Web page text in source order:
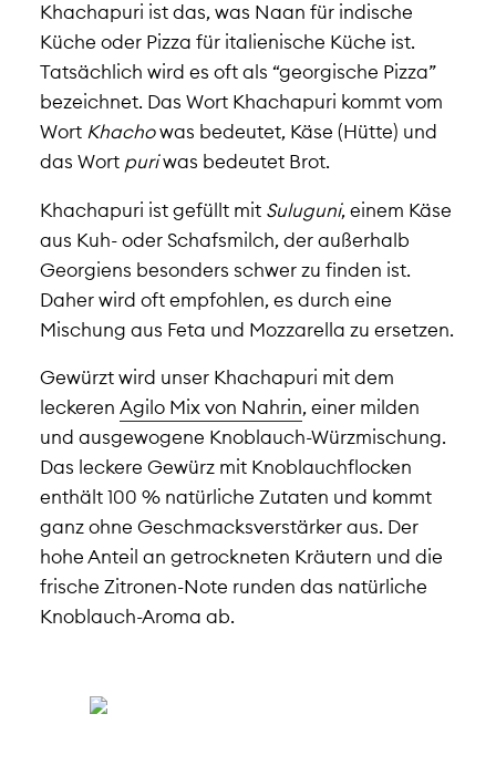
Khachapuri ist das, was Naan für indische
Küche oder Pizza für italienische Küche ist.
Tatsächlich wird es oft als “georgische Pizza”
bezeichnet. Das Wort Khachapuri kommt vom
Wort Khachowas bedeutet, Käse (Hütte) und
das Wort puriwas bedeutet Brot.
Khachapuri ist gefüllt mit Suluguni, einem Käse
aus Kuh- oder Schafsmilch, der außerhalb
Georgiens besonders schwer zu finden ist.
Daher wird oft empfohlen, es durch eine
Mischung aus Feta und Mozzarella zu ersetzen.
Gewürzt wird unser Khachapuri mit dem
leckeren Agilo Mix von Nahrin, einer milden
und ausgewogene Knoblauch-Würzmischung.
Das leckere Gewürz mit Knoblauchflocken
enthält 100 % natürliche Zutaten und kommt
ganz ohne Geschmacksverstärker aus. Der
hohe Anteil an getrockneten Kräutern und die
frische Zitronen-Note runden das natürliche
Knoblauch-Aroma ab.